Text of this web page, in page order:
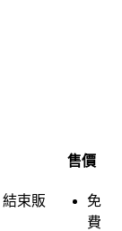
售價
結束販
免
費